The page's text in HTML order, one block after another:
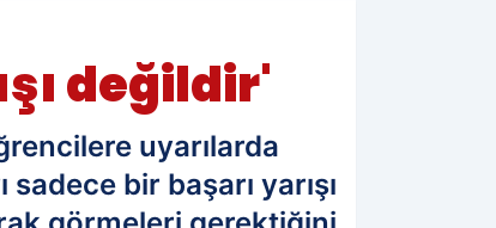
değildir'
uyarılarda
bir başarı yarışı